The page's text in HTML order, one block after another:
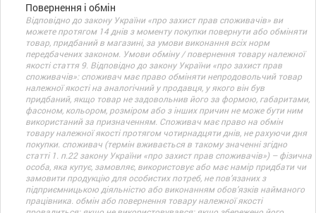
Повернення і обмін
Відповідно до закону України «про захист прав споживачів» ви
можете протягом 14 днів з моменту покупки повернути або обміняти
товар, придбаний в магазині, за умови виконання всіх норм
передбачених законом. Умови обміну / повернення товару належної
якості стаття 9. Відповідно до закону України «про захист прав
споживачів»: споживач має право обміняти непродовольчий товар
належної якості на аналогічний у продавця, у якого він був
придбаний, якщо товар не задовольнив його за формою, габаритами,
фасоном, кольором, розміром або з інших причин не може бути ним
використаний за призначенням. Споживач має право на обмін
товару належної якості протягом чотирнадцяти днів, не рахуючи дня
покупки. споживач (термін вживається в такому значенні згідно
статті 1. п.22 закону України «про захист прав споживачів») – фізична
особа, яка купує, замовляє, використовує або має намір придбати чи
замовити продукцію для особистих потреб, не пов’язаних з
підприємницькою діяльністю або виконанням обов’язків найманого
працівника. обмін або повернення товару належної якості